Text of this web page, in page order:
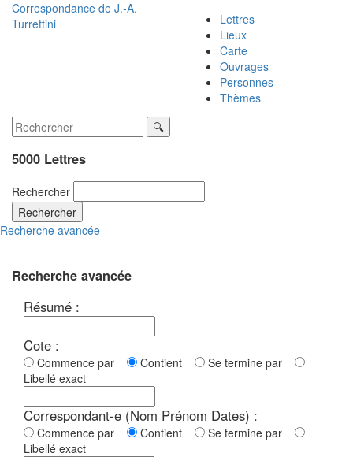
Correspondance de J.-A.
Turrettini
Lettres
Lieux
Carte
Ouvrages
Personnes
Thèmes
5000 Lettres
Rechercher
Rechercher
Recherche avancée
Recherche avancée
Résumé :
Cote :
Commence par Contient
Se termine par
Libellé exact
Correspondant-e (Nom Prénom Dates) :
Commence par Contient
Se termine par
Libellé exact